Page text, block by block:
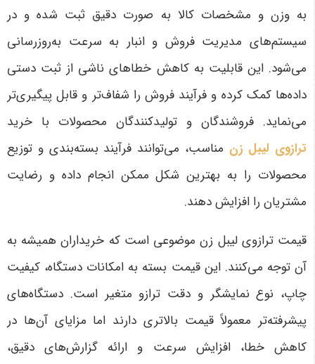
به وزن و مشخصات کالا به صورت دقیق ثبت شده و در
سیستم‌های مدیریت فروش و انبار به سرعت به‌روزرسانی
می‌شود. این قابلیت به کاهش خطاهای ناشی از ثبت دستی
داده‌ها کمک کرده و فرآیند فروش را شفاف‌تر و قابل پیگیری‌تر
می‌نماید. فروشندگان و تولیدکنندگان محصولات با خرید
ترازوی لیبل زن مناسب، می‌توانند فرآیند بسته‌بندی و توزیع
محصولات را به بهترین شکل ممکن انجام داده و رضایت
مشتریان را افزایش دهند.
قیمت ترازوی لیبل زن موضوعی است که خریداران همیشه به
آن توجه می‌کنند. این قیمت بسته به امکانات دستگاه، کیفیت
چاپ، نوع نمایشگر و دقت ترازو متغیر است. دستگاه‌های
پیشرفته‌تر معمولاً قیمت بالاتری دارند اما مزایای آن‌ها در
کاهش خطا، افزایش سرعت و ارائه گزارش‌های دقیق،